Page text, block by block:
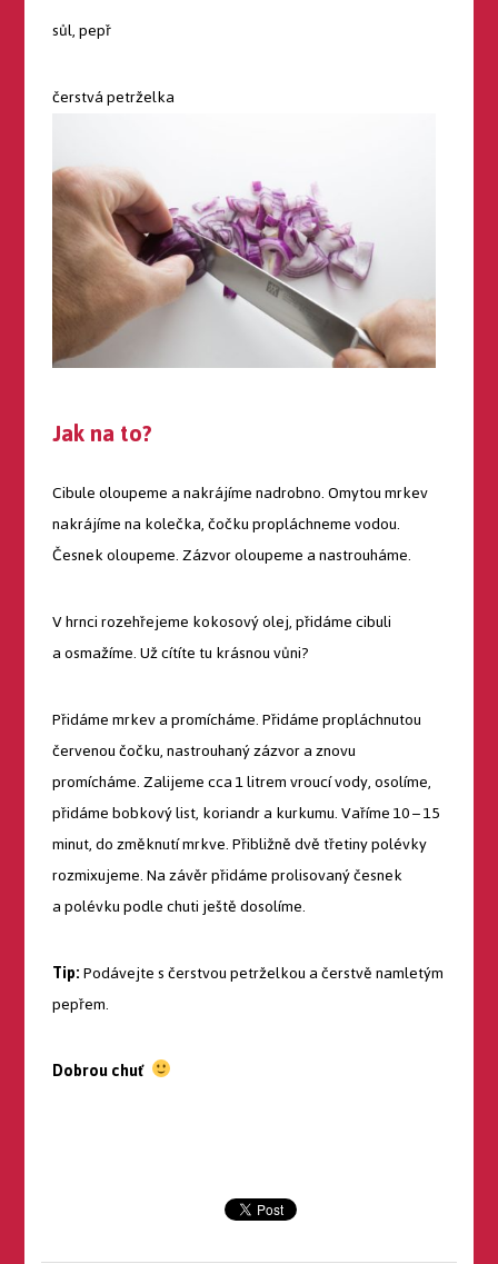
sůl, pepř
čerstvá petrželka
Jak na to?
Cibule oloupeme a nakrájíme nadrobno. Omytou mrkev
nakrájíme na kolečka, čočku propláchneme vodou.
Česnek oloupeme. Zázvor oloupeme a nastrouháme.
V hrnci rozehřejeme kokosový olej, přidáme cibuli
a osmažíme. Už cítíte tu krásnou vůni?
Přidáme mrkev a promícháme. Přidáme propláchnutou
červenou čočku, nastrouhaný zázvor a znovu
promícháme. Zalijeme cca 1 litrem vroucí vody, osolíme,
přidáme bobkový list, koriandr a kurkumu. Vaříme 10 – 15
minut, do změknutí mrkve. Přibližně dvě třetiny polévky
rozmixujeme. Na závěr přidáme prolisovaný česnek
a polévku podle chuti ještě dosolíme.
Tip:Podávejte s čerstvou petrželkou a čerstvě namletým
pepřem.
Dobrou chuť